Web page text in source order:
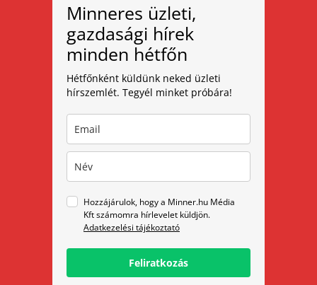
Minneres üzleti,
gazdasági hírek
minden hétfőn
Hétfőnként küldünk neked üzleti
hírszemlét. Tegyél minket próbára!
Hozzájárulok, hogy a Minner.hu Média
Kft számomra hírlevelet küldjön.
Adatkezelési tájékoztató
Feliratkozás